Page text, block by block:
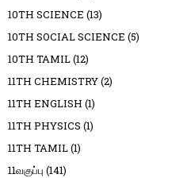
10TH SCIENCE (13)
10TH SOCIAL SCIENCE (5)
10TH TAMIL(12)
11TH CHEMISTRY(2)
11TH ENGLISH (1)
11TH PHYSICS (1)
11TH TAMIL(1)
11வகுப்பு (141)